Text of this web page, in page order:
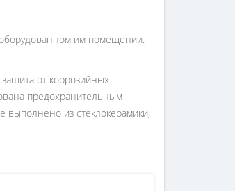
оборудованном им помещении.
от коррозийных
предохранительным
выполнено из стеклокерамики,